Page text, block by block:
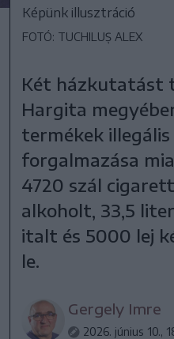
Képünk illusztráció
FOTÓ: TUCHILUȘ ALEX
Két házkutatást
Hargita
termékek
forgalmazása
4720 szál
alkoholt, 33,5
italt és 5000 lej
le.
Gergely Imre
2026. június 10.,